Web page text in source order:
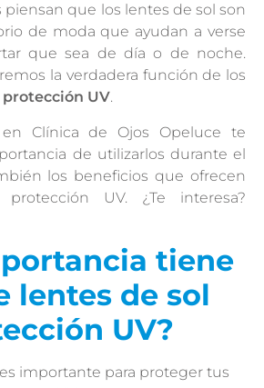
piensan que los lentes de sol son
de moda que ayudan a verse
que sea de día o de noche.
la verdadera función de los
protección UV.
Clínica de Ojos Opeluce te
de utilizarlos durante el
los beneficios que ofrecen
UV. ¿Te interesa?
tiene
lentes de sol
UV?
importante para proteger tus